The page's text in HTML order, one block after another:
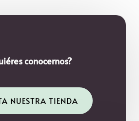
conocernos?
NUESTRA TIENDA